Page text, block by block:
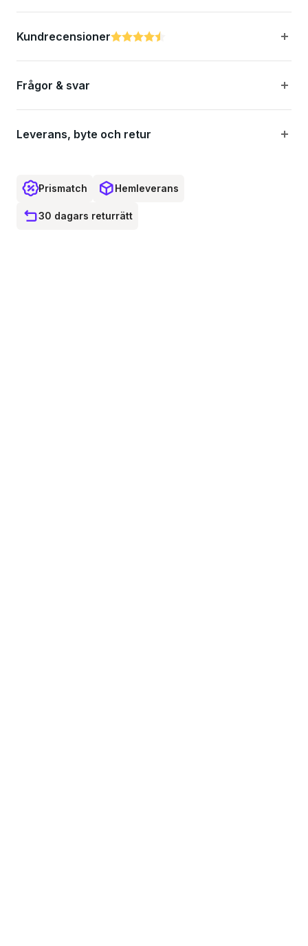
KundrecensionerBetyg:
4.2 utav 5 stjärnor
Frågor & svar
Leverans, byte och retur
Prismatch Hemleverans
30 dagars returrätt